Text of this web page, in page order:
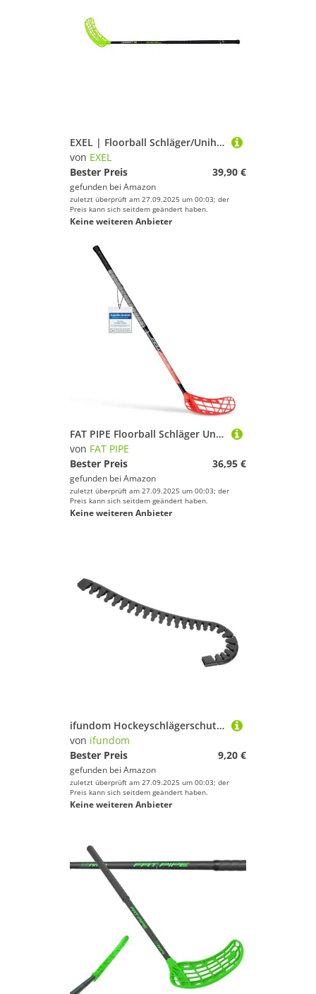
EXEL | Floorball Schläger/Unihockey Stock Sharp, Black, High Level Composite/Glassfibre (rechte Hand Oben, Linksauslage, Schaftlänge 101 cm, Gesamtlänge 112 cm)
von EXEL
Bester Preis
39,90 €
gefunden bei Amazon
zuletzt überprüft am 27.09.2025 um 00:03; der
Preis kann sich seitdem geändert haben.
Keine weiteren Anbieter
FAT PIPE Floorball Schläger Unihockey Stock 'Zack 33 Bone ORANGE' - IFF Zertifiziert (Linke Hand Oben (Rechtsauslage), Schaftlänge 82 cm (Gesamtlänge 92 cm))
von FAT PIPE
Bester Preis
36,95 €
gefunden bei Amazon
zuletzt überprüft am 27.09.2025 um 00:03; der
Preis kann sich seitdem geändert haben.
Keine weiteren Anbieter
ifundom Hockeyschlägerschutz mit Elastischem Kantenschutz Stoßabsorbierend Sichtbare Farben Passend für Verschiedene EIS Rollhockeyschläger Schutzcover für Trainings Spielausrüstung
von ifundom
Bester Preis
9,20 €
gefunden bei Amazon
zuletzt überprüft am 27.09.2025 um 00:03; der
Preis kann sich seitdem geändert haben.
Keine weiteren Anbieter